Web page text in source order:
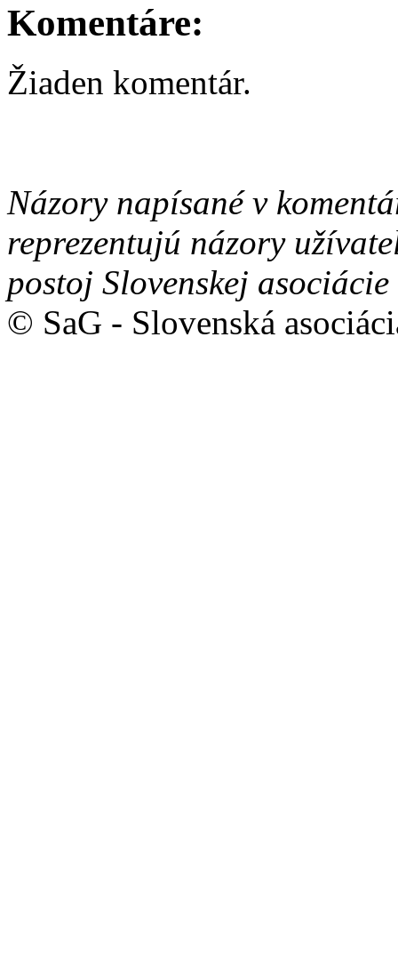
Komentáre:
Žiaden komentár.
Názory napísané v
reprezentujú názory
postoj Slovenskej
© SaG - Slovenská